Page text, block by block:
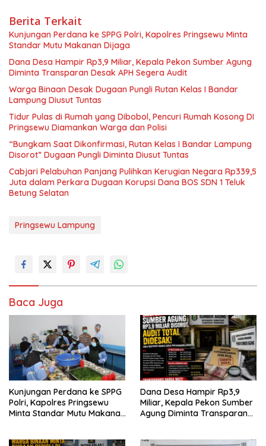
Berita Terkait
Kunjungan Perdana ke SPPG Polri, Kapolres Pringsewu Minta
Standar Mutu Makanan Dijaga
Dana Desa Hampir Rp3,9 Miliar, Kepala Pekon Sumber Agung
Diminta Transparan Desak APH Segera Audit
Warga Binaan Desak Dugaan Pungli Rutan Kelas I Bandar
Lampung Diusut Tuntas
Tidur Pulas di Rumah yang Dibobol, Pencuri Rumah Kosong DI
Pringsewu Diamankan Warga dan Polisi
“Bungkam Saat Dikonfirmasi, Rutan Kelas I Bandar Lampung
Disorot” Dugaan Pungli Diminta Diusut Tuntas
Cabjari Pelabuhan Panjang Pulihkan Kerugian Negara Rp339,5
Juta dalam Perkara Dugaan Korupsi Dana BOS SDN 1 Teluk
Betung Selatan
Pringsewu Lampung
Baca Juga
Kunjungan Perdana ke SPPG
Polri, Kapolres Pringsewu
Minta Standar Mutu Makanan
Dana Desa Hampir Rp3,9
Miliar, Kepala Pekon Sumber
Agung Diminta Transparan